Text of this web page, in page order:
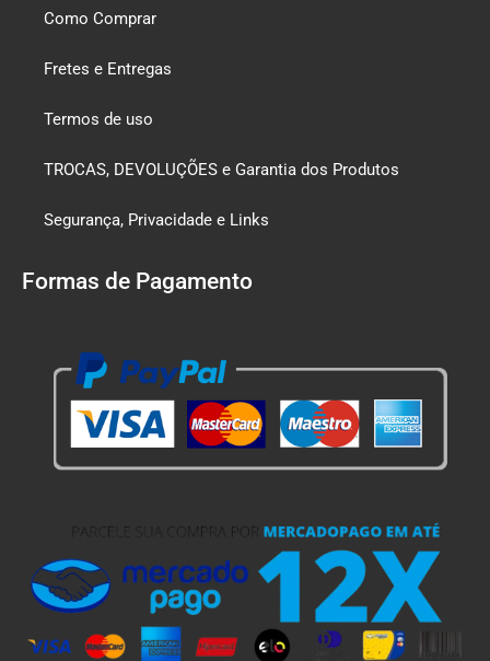
Como Comprar
Fretes e Entregas
Termos de uso
TROCAS, DEVOLUÇÕES e Garantia dos Produtos
Segurança, Privacidade e Links
Formas de Pagamento